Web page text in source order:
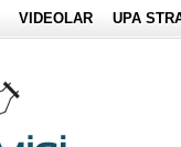
VIDEOLAR UPA